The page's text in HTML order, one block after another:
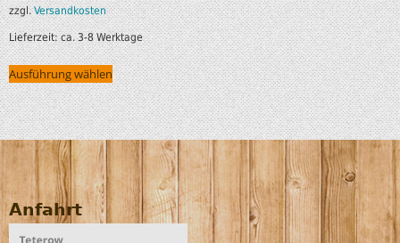
zzgl.Versandkosten
Lieferzeit:ca. 3-8 Werktage
Ausführung wählen
Anfahrt